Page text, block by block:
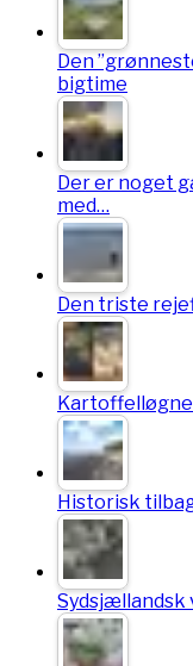
Den
bigtime
Der er noget
med…
Den triste
Historisk
Sydsjællandsk